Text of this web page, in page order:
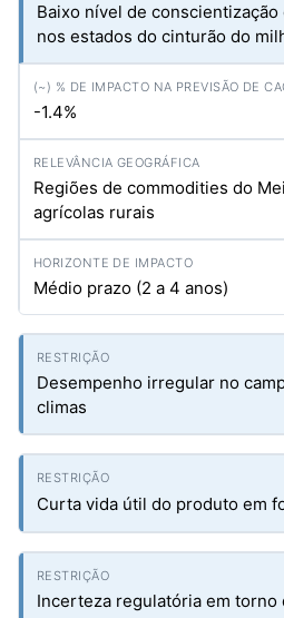
Baixo nível de
nos estados do cinturão do
-1.4%
Regiões de commodities do
agrícolas rurais
Médio prazo (2 a 4 anos)
Desempenho irregular no
climas
Curta vida útil do produto em
Incerteza regulatória em torno